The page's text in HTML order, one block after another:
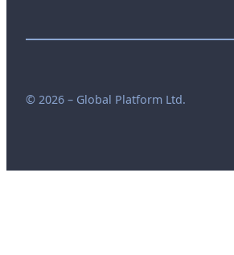
© 2026 – Global Platform Ltd.